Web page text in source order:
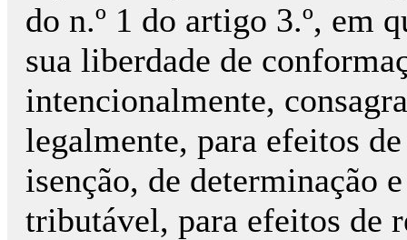
do n.º 1 do artigo 3.º, em
sua liberdade de
intencionalmente,
legalmente, para efeitos
isenção, de determinação
tributável, para efeitos de